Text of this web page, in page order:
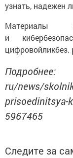
узнать, надежен
Материалы
и
ru/news/
prisoedinitsya-
5967465
Следите за